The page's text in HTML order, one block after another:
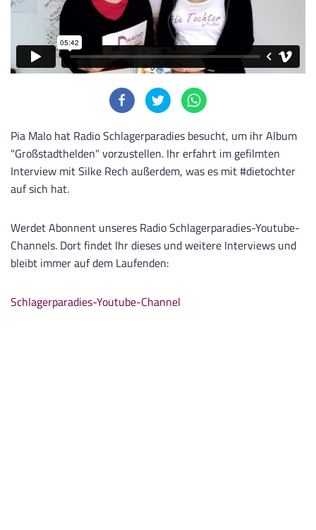
Pia Malo hat Radio Schlagerparadies besucht, um ihr Album
"Großstadthelden" vorzustellen. Ihr erfahrt im gefilmten
Interview mit Silke Rech außerdem, was es mit #dietochter
auf sich hat.
Werdet Abonnent unseres Radio Schlagerparadies-Youtube-
Channels. Dort findet Ihr dieses und weitere Interviews und
bleibt immer auf dem Laufenden:
Schlagerparadies-Youtube-Channel